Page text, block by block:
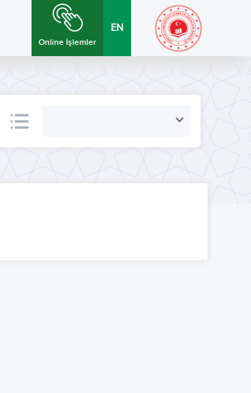
Online İşlemler
EN